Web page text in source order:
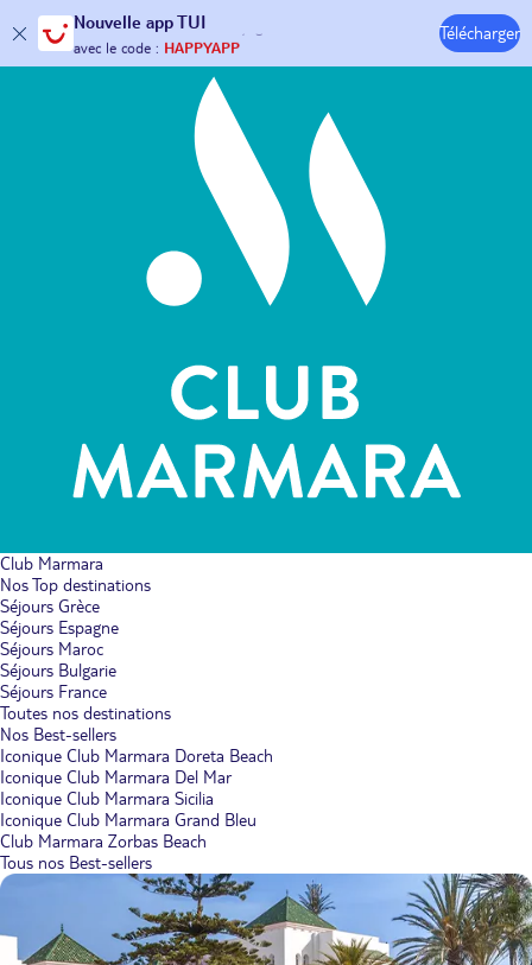
Nouvelle app TUI
30€ offerts*sur votre
avec le code : HAPPYAPP
Télécharger
Hôtels & Clubs
Club Marmara
Nos Top destinations
Séjours Grèce
Séjours Espagne
Séjours Maroc
Séjours Bulgarie
Séjours France
Toutes nos destinations
Nos Best-sellers
Iconique Club Marmara Doreta Beach
Iconique Club Marmara Del Mar
Iconique Club Marmara Sicilia
Iconique Club Marmara Grand Bleu
Club Marmara Zorbas Beach
Tous nos Best-sellers